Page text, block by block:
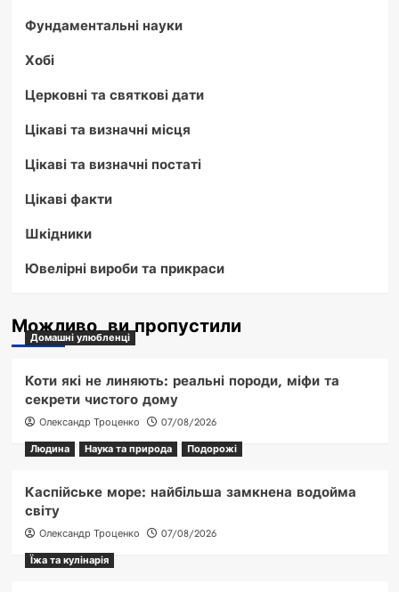
Фундаментальні науки
Хобі
Церковні та святкові дати
Цікаві та визначні місця
Цікаві та визначні постаті
Цікаві факти
Шкідники
Ювелірні вироби та прикраси
Можливо, ви пропустили
Домашні улюбленці
Коти які не линяють: реальні породи, міфи та
секрети чистого дому
Олександр Троценко
07/08/2026
Людина
Наука та природа Подорожі
Каспійське море: найбільша замкнена водойма
світу
Олександр Троценко
07/08/2026
Їжа та кулінарія